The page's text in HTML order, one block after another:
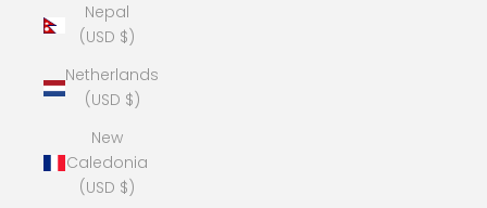
Nepal
(USD $)
Netherlands
(USD $)
New
Caledonia
(USD $)